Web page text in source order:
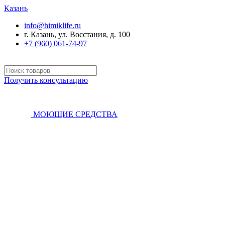
Казань
info@himiklife.ru
г. Казань, ул. Восстания, д. 100
+7 (960) 061-74-97
Получить консультацию
МОЮЩИЕ СРЕДСТВА